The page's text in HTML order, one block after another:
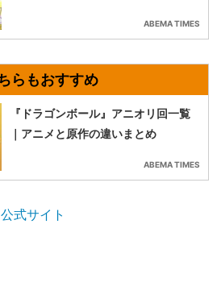
ABEMA TIMES
『ドラゴンボール』アニオリ回一覧
｜アニメと原作の違いまとめ
ABEMA TIMES
式サイト